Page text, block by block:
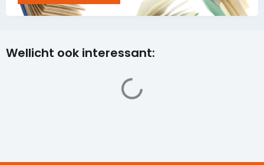
Wellicht ook interessant: